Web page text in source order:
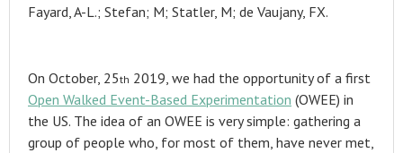
Fayard, A-L.; Stefan; M; Statler, M; de Vaujany, FX.
On October, 25th 2019, we had the opportunity of a first
Open Walked Event-Based Experimentation (OWEE) in
the US. The idea of an OWEE is very simple: gathering a
group of people who, for most of them, have never met,